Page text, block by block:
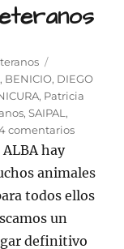
, BENICIO, DIEGO
, Patricia
,SAIPAL ,
comentariosen
ALBA hay
animales
todos ellos
un
definitivo